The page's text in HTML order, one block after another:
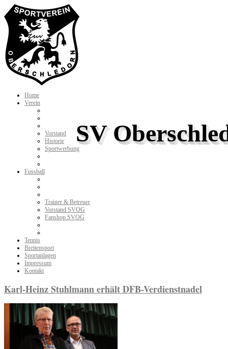
SV
Home
Verein
Vorstand
Historie
Sportwerbung
Fussball
Trainer & Betreuer
Vorstand SVOG
Fanshop SVOG
Tennis
Breitensport
Sportanlagen
Impressum
Kontakt
Karl-Heinz Stuhlmann erhält DFB-Verdienstnadel